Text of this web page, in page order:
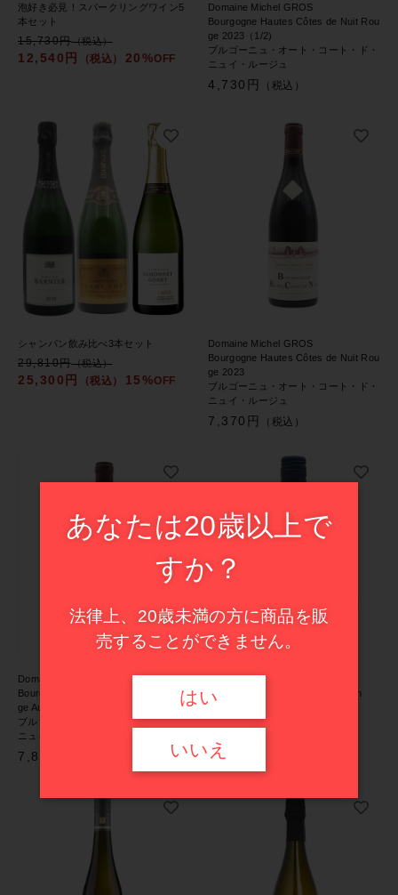
泡好き必見！スパークリングワイン5
本セット
15,730円（税込）
12,540円 （税込） 20%OFF
Domaine Michel GROS
Bourgogne Hautes Côtes de Nuit Rou
ge 2023（1/2)
ブルゴーニュ・オート・コート・ド・
ニュイ・ルージュ
4,730円 （税込）
シャンパン飲み比べ3本セット
29,810円（税込）
25,300円 （税込） 15%OFF
Domaine Michel GROS
Bourgogne Hautes Côtes de Nuit Rou
ge 2023
ブルゴーニュ・オート・コート・ド・
ニュイ・ルージュ
7,370円 （税込）
Domaine Michel GROS
Bourgogne Hautes Côtes de Nuit Rou
ge AuVallon 2023
ブルゴーニュ・オート・コート・ド・
ニュイ・ルージュ・オーヴァロン
7,810円
Juliusspital Silvaner QbA. trocken
ユリウスシュピタール
3,630円
ドイツ
フランス
イタリア
スペイン
セール商品
売れ筋ランキング
最近チェックしたワイン
ショッピングガイド
お知らせ
ブログ
イタリア
ハイエンド・セレクション
その他
在庫あり セール
並び順
あなたは20歳以上で
すか？
法律上、20歳未満の方に商品を販
売することができません。
はい
いいえ